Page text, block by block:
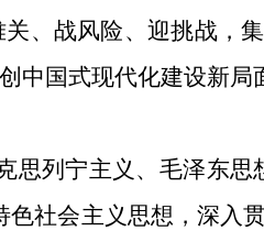
、战风险、迎挑战，
中国式现代化建设新局
思列宁主义、毛泽东
社会主义思想，深入